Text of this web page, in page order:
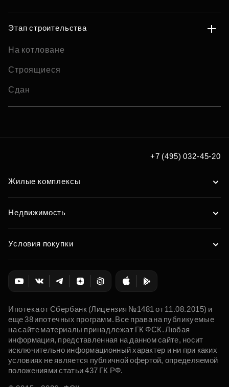
Этап строительства
На котловане
Строящиеся
Сдан
+7 (495) 032-45-20
Жилые комплексы
Недвижимость
Условия покупки
Ипотека от Сбербанк (Лицензия №1481 от 11.08.2015) и
еще 38 ипотечных программ. Все права на публикуемые
на сайте материалы принадлежат ГК ФСК. Любая
информация, представленная на данном сайте, носит
исключительно информационный характер и ни при каких
условиях не является публичной офертой, определяемой
положениями статьи 437 ГК РФ.